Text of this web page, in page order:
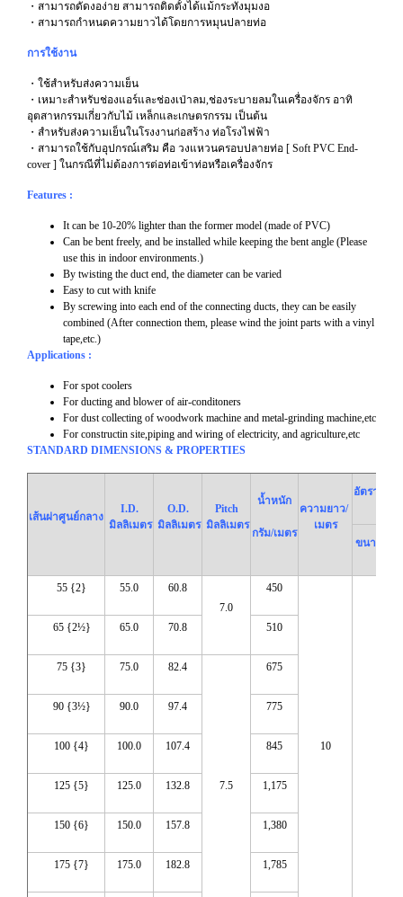
・สามารถดัดงอง่าย สามารถติดตั้งได้แม้กระทั่งมุมงอ
・สามารถกำหนดความยาวได้โดยการหมุนปลายท่อ
การใช้งาน
・ใช้สำหรับส่งความเย็น
・เหมาะสำหรับช่องแอร์และช่องเป่าลม,ช่องระบายลมในเครื่องจักร อาทิ
อุตสาหกรรมเกี่ยวกับไม้ เหล็กและเกษตรกรรม เป็นต้น
・สำหรับส่งความเย็นในโรงงานก่อสร้าง ท่อโรงไฟฟ้า
・สามารถใช้กับอุปกรณ์เสริม คือ วงแหวนครอบปลายท่อ [ Soft PVC End-
cover ] ในกรณีที่ไม่ต้องการต่อท่อเข้าท่อหรือเครื่องจักร
Features :
It can be 10-20% lighter than the former model (made of PVC)
Can be bent freely, and be installed while keeping the bent angle (Please
use this in indoor environments.)
By twisting the duct end, the diameter can be varied
Easy to cut with knife
By screwing into each end of the connecting ducts, they can be easily
combined (After connection them, please wind the joint parts with a vinyl
tape,etc.)
Applications :
For spot coolers
For ducting and blower of air-conditoners
For dust collecting of woodwork machine and metal-grinding machine,etc
For constructin site,piping and wiring of electricity, and agriculture,etc
STANDARD DIMENSIONS & PROPERTIES
เส้นผ่าศูนย์กลาง
I.D.
มิลลิเมตร
O.D.
มิลลิเมตร
Pitch
มิลลิเมตร
น้ำหนัก
กรัม/เมตร
ความยาว/
เมตร
อัตราส่วน
ขนาดขย
55 {2} 55.0
60.8
7.0
450
10
65 {2½} 65.0 70.8 510
75 {3} 75.0 82.4
7.5
675
90 {3½} 90.0 97.4 775
100 {4} 100.0 107.4 845
125 {5} 125.0 132.8 1,175
150 {6} 150.0 157.8 1,380
175 {7} 175.0 182.8 1,785